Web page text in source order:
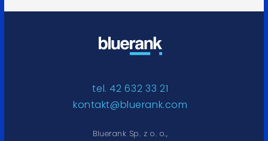
tel. 42 632 33 21
kontakt@bluerank.com
Bluerank Sp. z o. o.,